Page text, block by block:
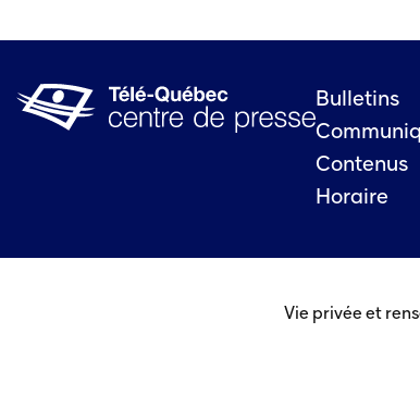
Bulletins
Contenus
Horaire
Vie privée et